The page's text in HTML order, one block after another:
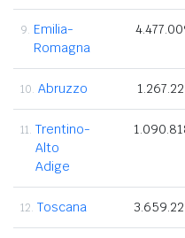
9. Emilia-
Romagna
10. Abruzzo
11. Trentino-
Alto
Adige
12. Toscana